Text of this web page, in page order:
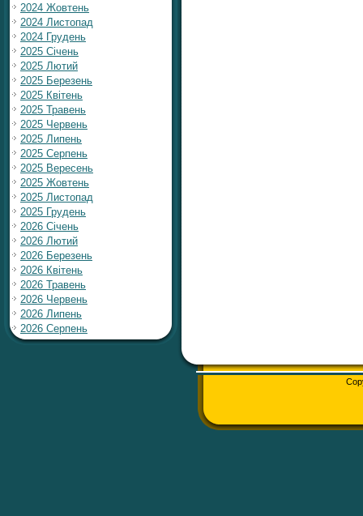
2024 Жовтень
2024 Листопад
2024 Грудень
2025 Січень
2025 Лютий
2025 Березень
2025 Квітень
2025 Травень
2025 Червень
2025 Липень
2025 Серпень
2025 Вересень
2025 Жовтень
2025 Листопад
2025 Грудень
2026 Січень
2026 Лютий
2026 Березень
2026 Квітень
2026 Травень
2026 Червень
2026 Липень
2026 Серпень